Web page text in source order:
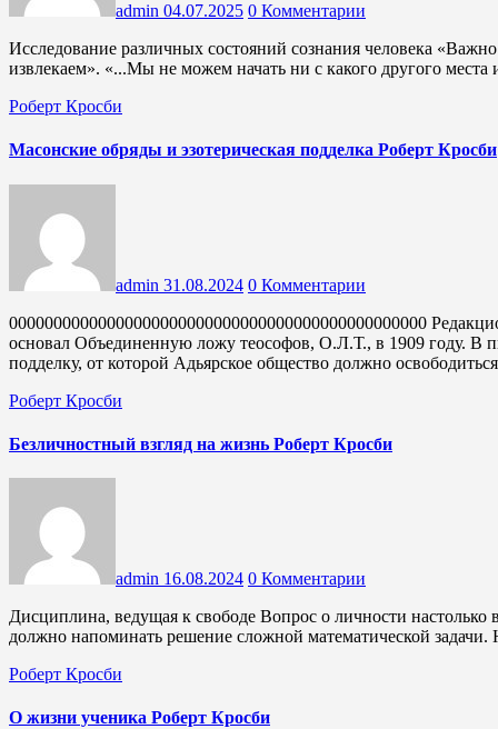
admin 04.07.2025 0 Комментарии
Исследование различных состояний сознания человека «Важно не то, через что мы проходим, а то, что мы из этого
извлекаем». «...Мы не можем начать ни с какого другого
Роберт Кросби
Масонские обряды и эзотерическая подделка Роберт Кросби
admin 31.08.2024 0 Комментарии
00000000000000000000000000000000000000000000000 Редакционное примечание 2014 года: Роберт Кросби (1849-1919)
основал Объединенную ложу теософов, О.Л.Т., в 1909 году. В
подделку, от которой Адьярское общество должно
Роберт Кросби
Безличностный взгляд на жизнь Роберт Кросби
admin 16.08.2024 0 Комментарии
Дисциплина, ведущая к свободе Вопрос о личности настолько важен, что может показаться, будто его успешное решение
должно напоминать решение сложной математической
Роберт Кросби
О жизни ученика Роберт Кросби